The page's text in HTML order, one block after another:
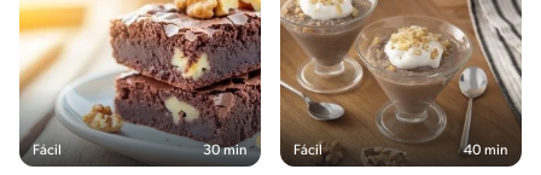
Fácil 30 min Fácil 40 min